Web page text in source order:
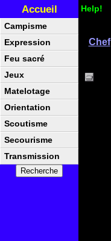
Accueil Help!
Chef
Campisme
Expression
Feu sacré
Jeux
Matelotage
Orientation
Scoutisme
Secourisme
Transmission